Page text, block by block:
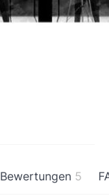
Bewertungen 5